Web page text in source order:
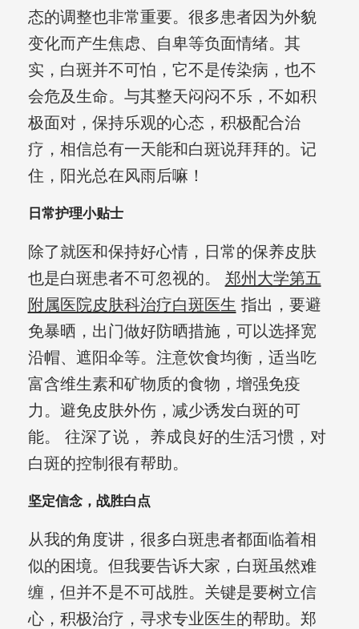
态的调整也非常重要。很多患者因为外貌
变化而产生焦虑、自卑等负面情绪。其
实，白斑并不可怕，它不是传染病，也不
会危及生命。与其整天闷闷不乐，不如积
极面对，保持乐观的心态，积极配合治
疗，相信总有一天能和白斑说拜拜的。记
住，阳光总在风雨后嘛！
日常护理小贴士
除了就医和保持好心情，日常的保养皮肤
也是白斑患者不可忽视的。 郑州大学第五
附属医院皮肤科治疗白斑医生 指出，要避
免暴晒，出门做好防晒措施，可以选择宽
沿帽、遮阳伞等。注意饮食均衡，适当吃
富含维生素和矿物质的食物，增强免疫
力。避免皮肤外伤，减少诱发白斑的可
能。 往深了说， 养成良好的生活习惯，对
白斑的控制很有帮助。
坚定信念，战胜白点
从我的角度讲，很多白斑患者都面临着相
似的困境。但我要告诉大家，白斑虽然难
缠，但并不是不可战胜。关键是要树立信
心，积极治疗，寻求专业医生的帮助。郑